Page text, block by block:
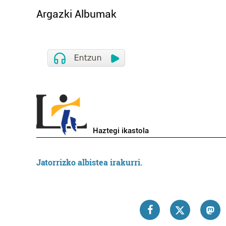
Argazki Albumak
Haztegi ikastola
Jatorrizko albistea irakurri.